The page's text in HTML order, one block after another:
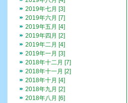
2019年七月 [3]
2019年六月 [7]
2019年五月 [4]
2019年四月 [2]
2019年二月 [4]
2019年一月 [3]
2018年十二月 [7]
2018年十一月 [2]
2018年十月 [4]
2018年九月 [2]
2018年八月 [6]